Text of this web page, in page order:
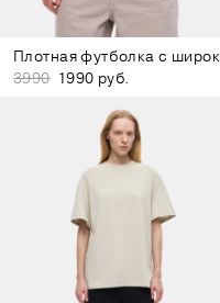
3990 1990 руб.